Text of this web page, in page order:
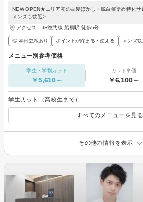
NEW OPEN★エリア初の白髪ぼかし・脱白髪染め特化
メンズも歓迎>
アクセス：JR総武線 船橋駅 徒歩5分
◎ 本日空席あり ポイントが貯まる・使える メンズ歓
メニュー別参考価格
学生・学割カット
￥5,610～
カット単価
￥6,100～
学生カット（高校生まで）
すべてのメニューを見る
その他の情報を表示